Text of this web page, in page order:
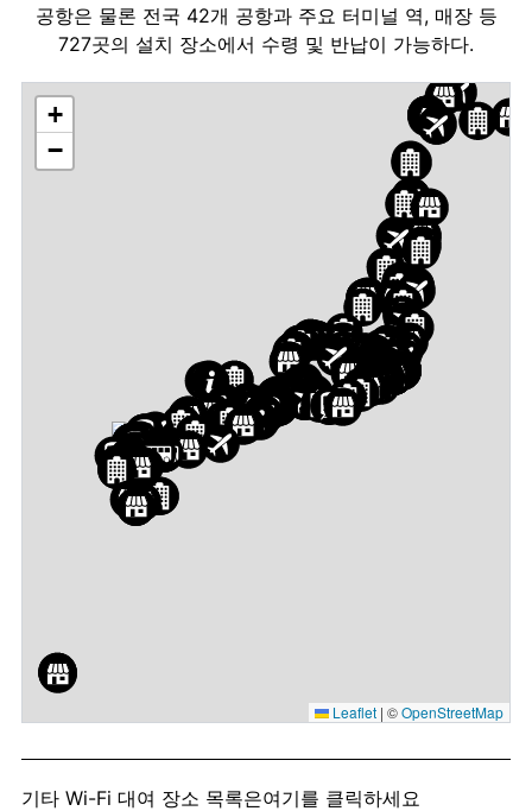
공항은 물론 전국 42개 공항과 주요 터미널 역, 매장 등
727곳의 설치 장소에서 수령 및 반납이 가능하다.
+
−
Leaflet | ©OpenStreetMap
기타 Wi-Fi 대여 장소 목록은여기를 클릭하세요